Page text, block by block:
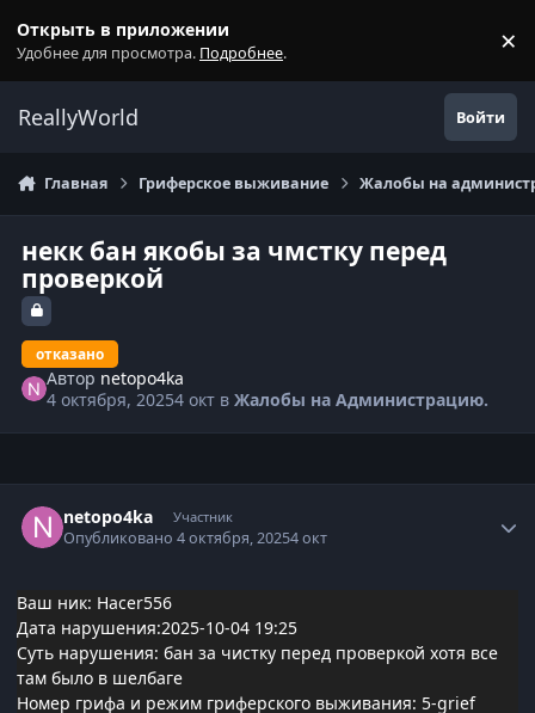
Открыть в приложении
Удобнее для просмотра. Подробнее. ×
ReallyWorld Войти
Главная Гриферское выживание Жалобы на
некк бан якобы за чмстку перед
проверкой
отказано
Автор netopo4ka
4 октября, 20254 окт вЖалобы на Администрацию.
netopo4ka Участник
Опубликовано4 октября, 20254 окт
Ваш ник: Hacer556
Дата нарушения:2025-10-04 19:25
Суть нарушения: бан за чистку перед проверкой хотя все
там было в шелбаге
Номер грифа и режим гриферского выживания: 5-grief